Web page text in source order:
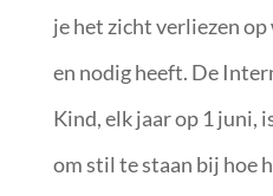
je het zicht verliezen
en nodig heeft. De
Kind, elk jaar op 1 juni,
om stil te staan bij hoe